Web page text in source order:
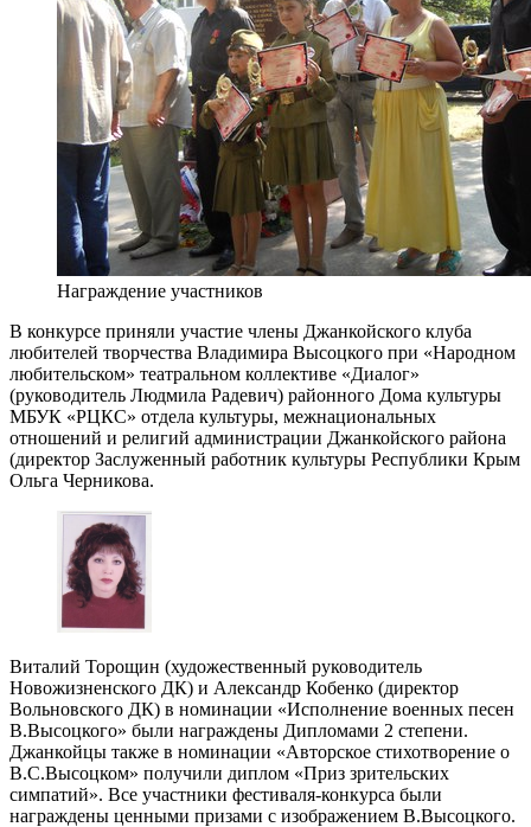
Награждение участников
В конкурсе приняли участие члены Джанкойского клуба
любителей творчества Владимира Высоцкого при «Народном
любительском» театральном коллективе «Диалог»
(руководитель Людмила Радевич) районного Дома культуры
МБУК «РЦКС» отдела культуры, межнациональных
отношений и религий администрации Джанкойского района
(директор Заслуженный работник культуры Республики Крым
Ольга Черникова.
Виталий Торощин (художественный руководитель
Новожизненского ДК) и Александр Кобенко (директор
Вольновского ДК) в номинации «Исполнение военных песен
В.Высоцкого» были награждены Дипломами 2 степени.
Джанкойцы также в номинации «Авторское стихотворение о
В.С.Высоцком» получили диплом «Приз зрительских
симпатий». Все участники фестиваля-конкурса были
награждены ценными призами с изображением В.Высоцкого.